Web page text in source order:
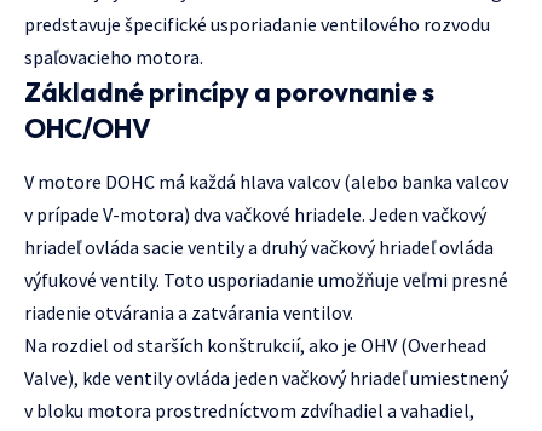
predstavuje špecifické usporiadanie ventilového rozvodu
spaľovacieho motora.
Základné princípy a porovnanie s
OHC/OHV
V motore DOHC má každá hlava valcov (alebo banka valcov
v prípade V-motora) dva vačkové hriadele. Jeden vačkový
hriadeľ ovláda sacie ventily a druhý vačkový hriadeľ ovláda
výfukové ventily. Toto usporiadanie umožňuje veľmi presné
riadenie otvárania a zatvárania ventilov.
Na rozdiel od starších konštrukcií, ako je OHV (Overhead
Valve), kde ventily ovláda jeden vačkový hriadeľ umiestnený
v bloku motora prostredníctvom zdvíhadiel a vahadiel,